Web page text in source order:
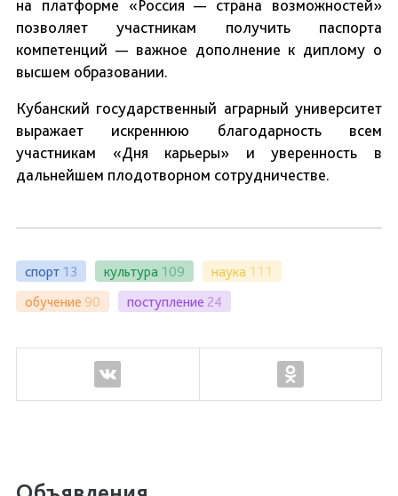
на платформе «Россия — страна возможностей»
позволяет участникам получить паспорта
компетенций — важное дополнение к диплому о
высшем образовании.
Кубанский государственный аграрный университет
выражает искреннюю благодарность всем
участникам «Дня карьеры» и уверенность в
дальнейшем плодотворном сотрудничестве.
спорт 13 культура 109 наука 111
обучение 90 поступление 24